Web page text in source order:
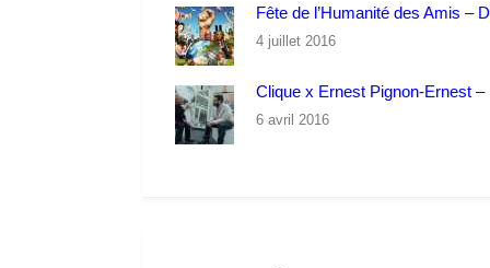
Fête de l’Humanité des Amis –
4 juillet 2016
Clique x Ernest Pignon-Ernest
6 avril 2016